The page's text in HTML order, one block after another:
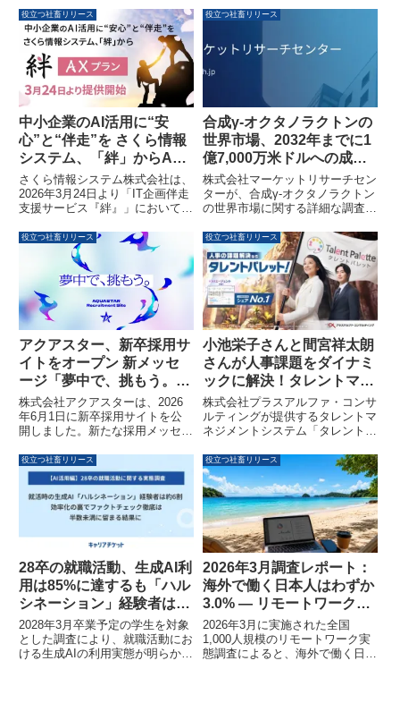
EXPO』に出展します。人材育成
やIT教育に役立つ「システムアー
キテクチュアナレッジ
（SAK）」、eラーニングコンテ
ンツ「BOOKNS」、そして
「BOOKNS FRAME」を紹介
し、DX推進やIT人材育成を支援
します。
する新機能「キャリアAIエージェ
れにより、仕事選びの「チョイ
ス・パフォーマンス」向上を目指
します。
役立つ社畜リリース
中小企業のAI活用に“安
心”と“伴走”を さくら情報
システム、「絆」からAX
プランを3月24日より提供
開始
さくら情報システム株式会社は、
2026年3月24日より「IT企画伴走
支援サービス『絆』」において、
ンの提供を開始します。本プラン
は、中小・中堅企業がAI活用を検
討・導入する初期段階において、
企業利用特有のリスクに配慮した
規程制定など、AI活用の第一歩を
サポートします。
役立つ社畜リリース
合成γ-オクタノラクトンの
世界市場、2032年までに1
億7,000万米ドルへの成長
を予測する調査レポートが
発表されました
株式会社マーケットリサーチセン
ターが、合成γ-オクタノラクトン
の世界市場に関する詳細な調査レ
トによると、市場規模は2025年
の1億2,800万米ドルから2032年
には1億7,000万米ドルに成長し、
年平均成長率（CAGR）4.3%で
推移すると予測されています。香
料、食品、医薬品、化粧品など幅
広い産業での用途が拡大してお
り、市場の見通しは明るいとされ
ています。
役立つ社畜リリース
アクアスター、新卒採用サ
イトをオープン 新メッセ
ージ「夢中で、挑もう。」
で挑戦する企業文化を発信
株式会社アクアスターは、2026
年6月1日に新卒採用サイトを公
開しました。新たな採用メッセー
社員の姿やプロジェクト事例、成
長環境などを紹介し、同社の挑戦
する企業文化を広く発信していま
す。
役立つ社畜リリース
小池栄子さんと間宮祥太朗
さんが人事課題をダイナミ
ックに解決！タレントマネ
ジメントシステム「タレン
トパレット」新CMが放映
開始
株式会社プラスアルファ・コンサ
ルティングが提供するタレントマ
ネジメントシステム「タレントパ
祥太朗さんを起用した新CMを
2026年6月15日より放映開始しま
した。古代遺跡を舞台に、人事担
当役員コイケ（小池栄子さん）が
新人営業マネージャーマミヤ（間
宮祥太朗さん）の人事課題を解決
するアドベンチャー活劇が展開さ
れます。
役立つ社畜リリース
28卒の就職活動、生成AI利
用は85%に達するも「ハル
シネーション」経験者は約
6割、ファクトチェックは
半数未満に留まる
2028年3月卒業予定の学生を対象
とした調査により、就職活動にお
ける生成AIの利用実態が明らかに
役立つ社畜リリース
2026年3月調査レポート：
海外で働く日本人はわずか
3.0% ― リモートワーク実
態調査が示す「安定した自
由」への志向
2026年3月に実施された全国
1,000人規模のリモートワーク実
態調査によると、海外で働く日本